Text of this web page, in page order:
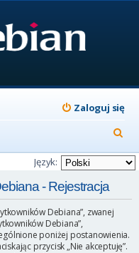
Zaloguj się
z
u
j
Język:
- Rejestracja
Debiana”, zwanej
Debiana”,
poniżej postanowienia.
przycisk „Nie akceptuję”.